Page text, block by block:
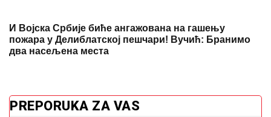
И Војска Србије биће ангажована на гашењу
пожара у Делиблатској пешчари! Вучић: Бранимо
два насељена места
PREPORUKA ZA VAS